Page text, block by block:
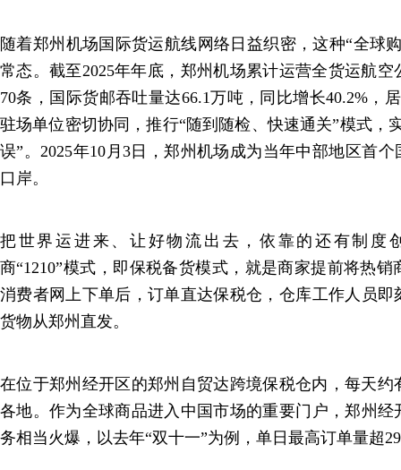
随着郑州机场国际货运航线网络日益织密，这种“全球
常态。截至2025年年底，郑州机场累计运营全货运航
70条，国际货邮吞吐量达66.1万吨，同比增长40.2%，
驻场单位密切协同，推行“随到随检、快速通关”模式，
误”。2025年10月3日，郑州机场成为当年中部地区首
口岸。
把世界运进来、让好物流出去，依靠的还有制度
商“1210”模式，即保税备货模式，就是商家提前将热
消费者网上下单后，订单直达保税仓，仓库工作人员
货物从郑州直发。
在位于郑州经开区的郑州自贸达跨境保税仓内，每天约
各地。作为全球商品进入中国市场的重要门户，郑州
务相当火爆，以去年“双十一”为例，单日最高订单量超